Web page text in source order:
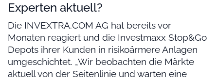
Experten aktuell?
Die INVEXTRA.COM AG hat bereits vor
Monaten reagiert und die Investmaxx Stop&Go
Depots ihrer Kunden in risikoärmere Anlagen
umgeschichtet. „Wir beobachten die Märkte
aktuell von der Seitenlinie und warten eine